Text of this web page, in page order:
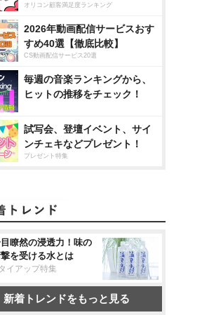
オリコン顧客満足度ランキング
2026年動画配信サービスおす
すめ40選【徹底比較】
CS動画配信サービス20選
毎週の音楽ランキングから、
ヒットの推移をチェック！
試写会、登壇イベント、サイ
ンチェキなどプレゼント！
プレゼント特集
瞭然の浸透力！味の
を受ける水とは
イアップ特集
新着トレンドをもっと見る